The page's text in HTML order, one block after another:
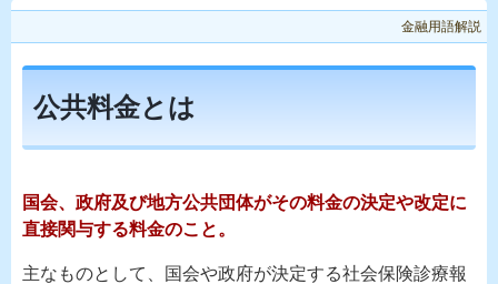
金融用語解説
公共料金とは
国会、政府及び地方公共団体がその料金の決定や改定に
直接関与する料金のこと。
主なものとして、国会や政府が決定する社会保険診療報